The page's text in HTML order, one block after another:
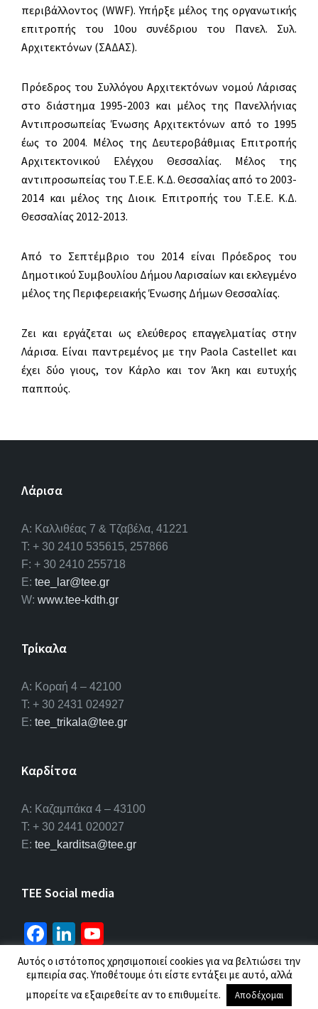
περιβάλλοντος (WWF). Υπήρξε μέλος της οργανωτικής
επιτροπής του 10ου συνέδριου του Πανελ. Συλ.
Αρχιτεκτόνων (ΣΑΔΑΣ).
Πρόεδρος του Συλλόγου Αρχιτεκτόνων νομού Λάρισας
στο διάστημα 1995-2003 και μέλος της Πανελλήνιας
Αντιπροσωπείας Ένωσης Αρχιτεκτόνων από το 1995
έως το 2004. Μέλος της Δευτεροβάθμιας Επιτροπής
Αρχιτεκτονικού Ελέγχου Θεσσαλίας. Μέλος της
αντιπροσωπείας του Τ.Ε.Ε. Κ.Δ. Θεσσαλίας από το 2003-
2014 και μέλος της Διοικ. Επιτροπής του Τ.Ε.Ε. Κ.Δ.
Θεσσαλίας 2012-2013.
Από το Σεπτέμβριο του 2014 είναι Πρόεδρος του
Δημοτικού Συμβουλίου Δήμου Λαρισαίων και εκλεγμένο
μέλος της Περιφερειακής Ένωσης Δήμων Θεσσαλίας.
Ζει και εργάζεται ως ελεύθερος επαγγελματίας στην
Λάρισα. Είναι παντρεμένος με την Paola Castellet και
έχει δύο γιους, τον Κάρλο και τον Άκη και ευτυχής
παππούς.
Λάρισα
A: Καλλιθέας 7 & Τζαβέλα, 41221
T: + 30 2410 535615, 257866
F: + 30 2410 255718
E: tee_lar@tee.gr
W: www.tee-kdth.gr
Τρίκαλα
Α: Κοραή 4 – 42100
T: + 30 2431 024927
E: tee_trikala@tee.gr
Καρδίτσα
Α: Καζαμπάκα 4 – 43100
T: + 30 2441 020027
E: tee_karditsa@tee.gr
TEE Social media
Fa
ce
b
o
Li
n
ke
dI
u
T
u
© 2026 ΤΕΕ |Πολιτική προσωπικών δεδομένων
Αυτός ο ιστότοπος χρησιμοποιεί cookies για να βελτιώσει την
εμπειρία σας. Υποθέτουμε ότι είστε εντάξει με αυτό, αλλά
μπορείτε να εξαιρεθείτε αν το επιθυμείτε.
Αποδέχομαι